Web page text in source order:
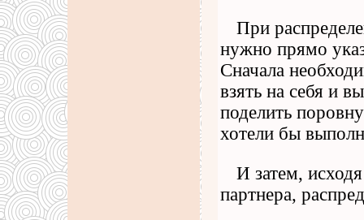
При
нужно прямо
Сначала
взять на себя и
поделить
хотели бы
И затем,
партнера,